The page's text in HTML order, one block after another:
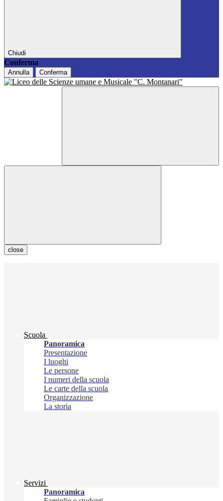
Chiudi
Conferma
Annulla Conferma
close
Scuola
Panoramica
Presentazione
I luoghi
Le persone
I numeri della scuola
Le carte della scuola
Organizzazione
La storia
Servizi
Panoramica